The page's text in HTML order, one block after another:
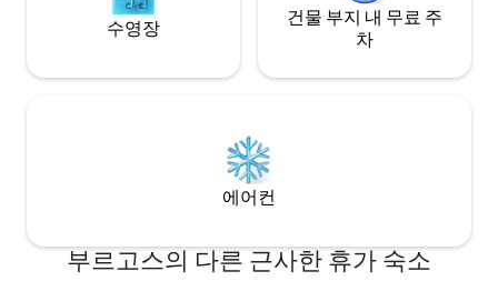
수영장
건물 부지 내 무료 주
차
에어컨
부르고스의 다른 근사한 휴가 숙소